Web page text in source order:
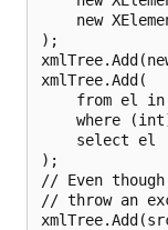
new
);
xmlTree.Add(
from el
where
    select el
);
// Even
// throw an